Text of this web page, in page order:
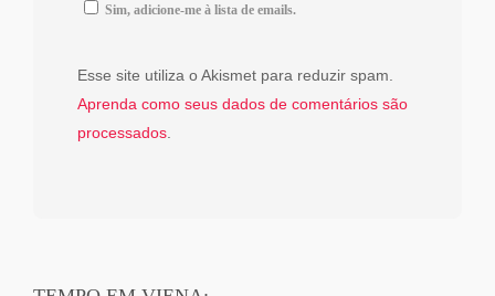
Sim, adicione-me à lista de emails.
Esse site utiliza o Akismet para reduzir spam.
Aprenda como seus dados de comentários são
processados